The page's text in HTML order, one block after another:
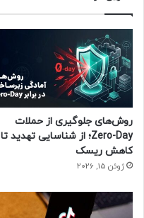
حتما بخوانید :فروش ۱.۵ تن طلا در فضای مجازی
فیلترشکن
روش‌های جلوگیری از حملات
Zero-Day؛ از شناسایی تهدید تا
کاهش ریسک
ژوئن 15, 2026